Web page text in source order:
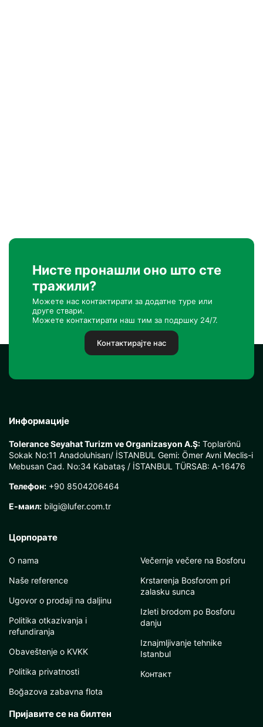
Нисте пронашли оно што сте
тражили?
Можете нас контактирати за додатне туре или
друге ствари.
Можете контактирати наш тим за подршку 24/7.
Контактирајте нас
Информације
Tolerance Seyahat Turizm ve Organizasyon A.Ş: Toplarönü
Sokak No:11 Anadoluhisarı/ İSTANBUL Gemi: Ömer Avni Meclis-i
Mebusan Cad. No:34 Kabataş / İSTANBUL TÜRSAB: A-16476
Телефон: +90 8504206464
Е-маил: bilgi@lufer.com.tr
Цорпорате
O nama
Naše reference
Ugovor o prodaji na daljinu
Politika otkazivanja i
refundiranja
Obaveštenje o KVKK
Politika privatnosti
Boğazova zabavna flota
Večernje večere na Bosforu
Krstarenja Bosforom pri
zalasku sunca
Izleti brodom po Bosforu
danju
Iznajmljivanje tehnike
Istanbul
Контакт
Пријавите се на билтен